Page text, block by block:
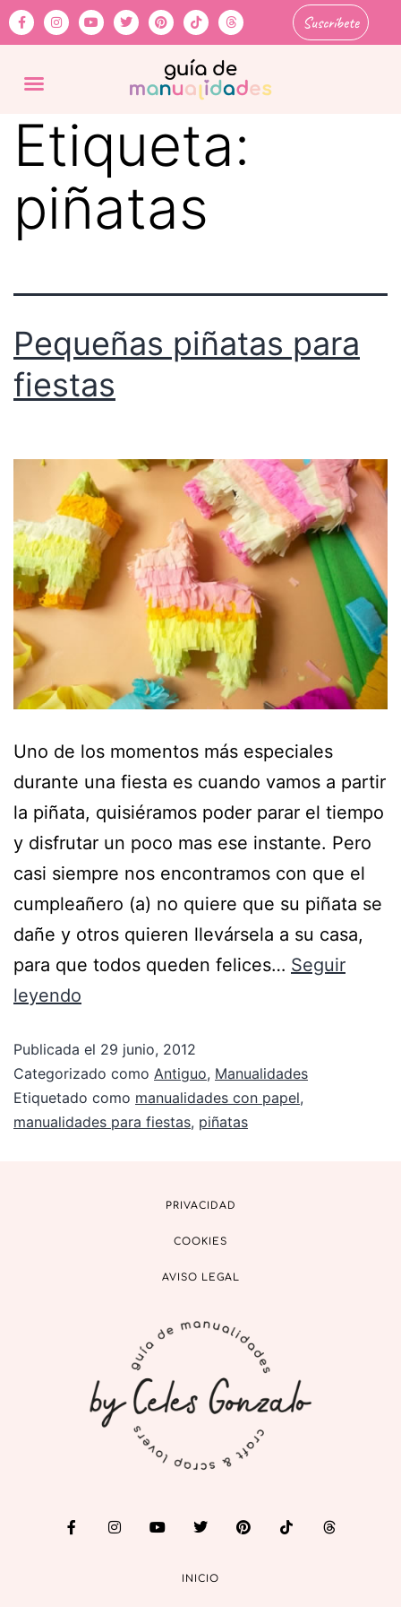
Suscríbete
Etiqueta:
piñatas
Pequeñas piñatas para
fiestas
Uno de los momentos más especiales
durante una fiesta es cuando vamos a partir
la piñata, quisiéramos poder parar el tiempo
y disfrutar un poco mas ese instante. Pero
casi siempre nos encontramos con que el
cumpleañero (a) no quiere que su piñata se
dañe y otros quieren llevársela a su casa,
para que todos queden felices… Seguir
leyendo
Publicada el 29 junio, 2012
Categorizado como Antiguo, Manualidades
Etiquetado como manualidades con papel,
manualidades para fiestas, piñatas
PRIVACIDAD
COOKIES
AVISO LEGAL
INICIO